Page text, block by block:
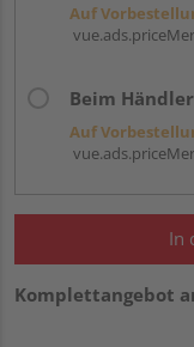
Auf
Beim
Auf
In
Komplettangebot